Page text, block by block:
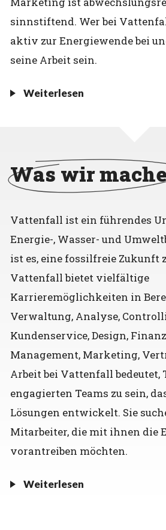
sinnstiftend. Wer bei
aktiv zur Energiewende bei
seine Arbeit sein.
Weiterlesen
Was wir
Vattenfall ist ein führendes
Energie-, Wasser- und
ist es, eine fossilfreie Zukunft
Vattenfall bietet vielfältige
Karrieremöglichkeiten in
Verwaltung, Analyse,
Kundenservice, Design,
Management, Marketing,
Arbeit bei Vattenfall bedeutet,
engagierten Teams zu sein,
Lösungen entwickelt. Sie
Mitarbeiter, die mit ihnen die
vorantreiben möchten.
Weiterlesen